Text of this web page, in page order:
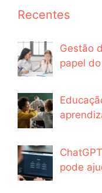
Recentes
Gestão
papel
pode